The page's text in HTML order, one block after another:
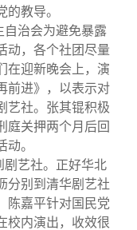
教导。
自治会为避免暴露
动，各个社团尽量
在迎新晚会上，演
前进》，以表示对
艺社。张其锟积极
庭关押两个月后回
。
剧艺社。正好华北
分别到清华剧艺社
陈嘉平针对国民党
校内演出，收效很